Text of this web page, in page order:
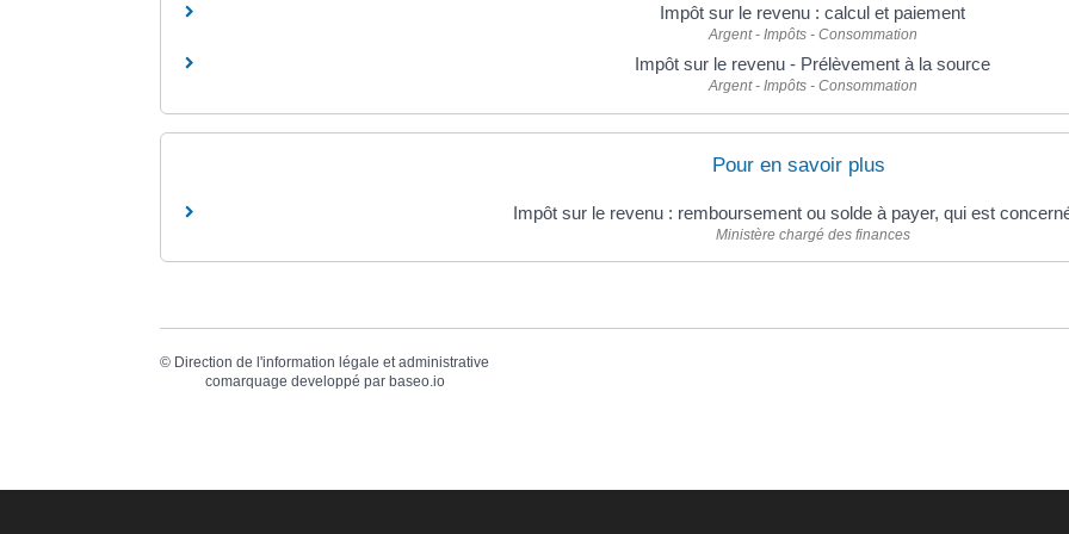
Impôt sur le revenu : calcul et paiement
Argent - Impôts - Consommation
Impôt sur le revenu - Prélèvement à la source
Argent - Impôts - Consommation
Pour en savoir plus
Impôt sur le revenu : remboursement ou solde à payer, qui est
Ministère chargé des finances
© Direction de l'information légale et administrative
comarquage developpé par baseo.io